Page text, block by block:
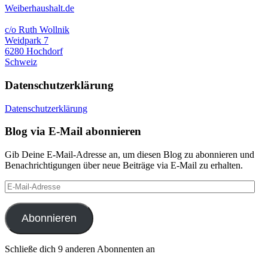
Weiberhaushalt.de
c/o Ruth Wollnik
Weidpark 7
6280 Hochdorf
Schweiz
Datenschutzerklärung
Datenschutzerklärung
Blog via E-Mail abonnieren
Gib Deine E-Mail-Adresse an, um diesen Blog zu abonnieren und
Benachrichtigungen über neue Beiträge via E-Mail zu erhalten.
E-
Mail-
Adresse
Abonnieren
Schließe dich 9 anderen Abonnenten an